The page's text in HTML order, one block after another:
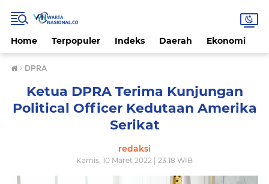
Home Terpopuler Indeks Daerah Ekonomi
› DPRA
Ketua DPRA Terima Kunjungan
Political Officer Kedutaan Amerika
Serikat
redaksi
Kamis, 10 Maret 2022 | 23.18 WIB